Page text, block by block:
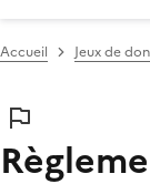
Accueil Jeux de